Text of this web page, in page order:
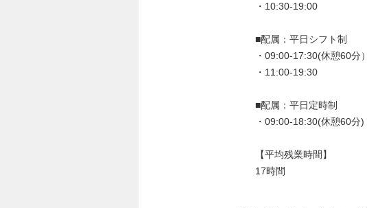
・10:30-19:00
■配属：平日シフト制
・09:00-17:30(休憩60分）
・11:00-19:30
■配属：平日定時制
・09:00-18:30(休憩60分)
【平均残業時間】
17時間